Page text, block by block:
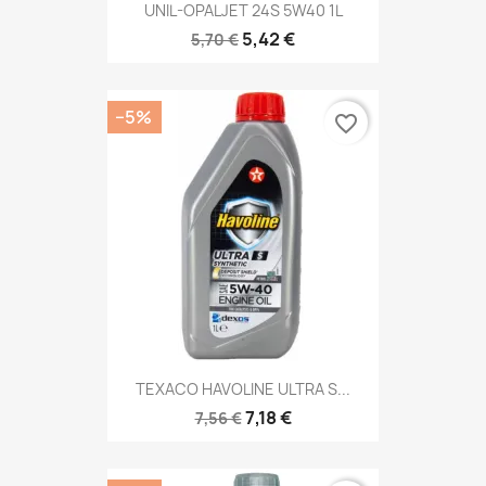
UNIL-OPALJET 24S 5W40 1L
5,70 € 5,42 €
TEXACO HAVOLINE ULTRA S...
7,56 €7,18 €
−5% favorite_border